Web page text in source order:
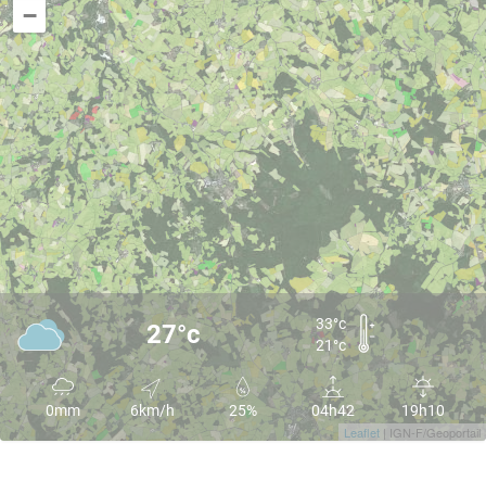
−
Leaflet | IGN-F/Geoportail
27°c
33°c
21°c
0mm 6km/h 25% 04h42 19h10